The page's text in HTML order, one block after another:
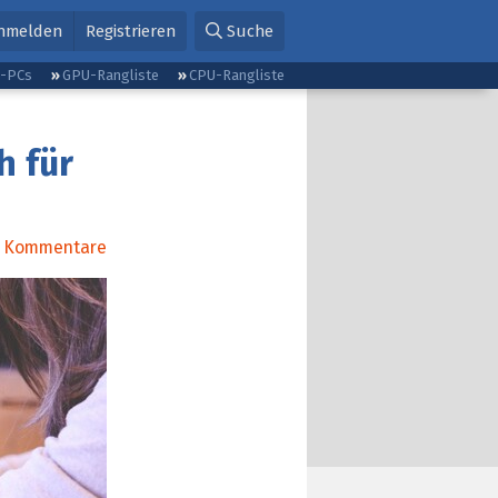
Registrieren Suche
PCs GPU-Rangliste CPU-Rangliste
für
Kommentare